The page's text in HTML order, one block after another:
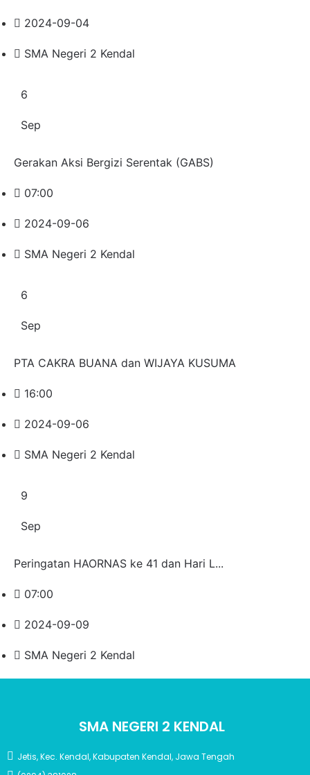
2024-09-04
SMA Negeri 2 Kendal
6
Sep
Gerakan Aksi Bergizi Serentak (GABS)
07:00
2024-09-06
SMA Negeri 2 Kendal
6
Sep
PTA CAKRA BUANA dan WIJAYA KUSUMA
16:00
2024-09-06
SMA Negeri 2 Kendal
9
Sep
Peringatan HAORNAS ke 41 dan Hari L...
07:00
2024-09-09
SMA Negeri 2 Kendal
SMA NEGERI 2 KENDAL
Jetis, Kec. Kendal, Kabupaten Kendal, Jawa Tengah